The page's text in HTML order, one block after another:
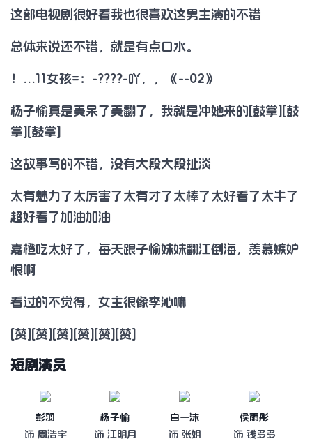
这部电视剧很好看我也很喜欢这男主演的不错
总体来说还不错，就是有点口水。
！…11女孩=：-????-吖，，《--02》
杨子愉真是美呆了美翻了，我就是冲她来的[鼓掌][鼓
掌][鼓掌]
这故事写的不错，没有大段大段扯淡
太有魅力了太厉害了太有才了太棒了太好看了太牛了
超好看了加油加油
嘉橙吃太好了，每天跟子愉妹妹翻江倒海，羡慕嫉妒
恨啊
看过的不觉得，女主很像李沁嘛
[赞][赞][赞][赞][赞][赞]
短剧演员
彭羽
饰 周浩宇
杨子愉
饰 江明月
白一沫
饰 张姐
侯雨彤
饰 钱多多